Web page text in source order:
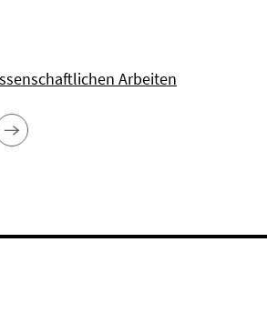
Arbeiten